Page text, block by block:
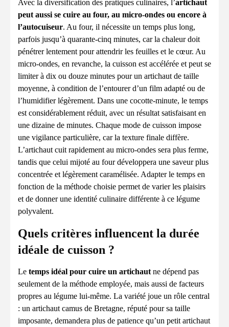
Avec la diversification des pratiques culinaires, l’artichaut
peut aussi se cuire au four, au micro-ondes ou encore à
l’autocuiseur. Au four, il nécessite un temps plus long,
parfois jusqu’à quarante-cinq minutes, car la chaleur doit
pénétrer lentement pour attendrir les feuilles et le cœur. Au
micro-ondes, en revanche, la cuisson est accélérée et peut se
limiter à dix ou douze minutes pour un artichaut de taille
moyenne, à condition de l’entourer d’un film adapté ou de
l’humidifier légèrement. Dans une cocotte-minute, le temps
est considérablement réduit, avec un résultat satisfaisant en
une dizaine de minutes. Chaque mode de cuisson impose
une vigilance particulière, car la texture finale diffère.
L’artichaut cuit rapidement au micro-ondes sera plus ferme,
tandis que celui mijoté au four développera une saveur plus
concentrée et légèrement caramélisée. Adapter le temps en
fonction de la méthode choisie permet de varier les plaisirs
et de donner une identité culinaire différente à ce légume
polyvalent.
Quels critères influencent la durée
idéale de cuisson ?
Le temps idéal pour cuire un artichautne dépend pas
seulement de la méthode employée, mais aussi de facteurs
propres au légume lui-même. La variété joue un rôle central
: un artichaut camus de Bretagne, réputé pour sa taille
imposante, demandera plus de patience qu’un petit artichaut